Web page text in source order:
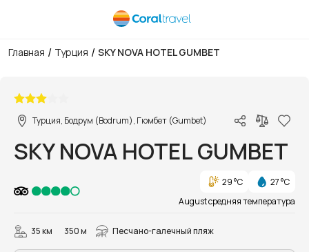
Главная / Турция / SKY NOVA HOTEL GUMBET
Турция, Бодрум (Bodrum), Гюмбет (Gumbet)
SKY NOVA HOTEL GUMBET
29 °C
27 °C
August средняя температура
35 км 350 м Песчано-галечный пляж